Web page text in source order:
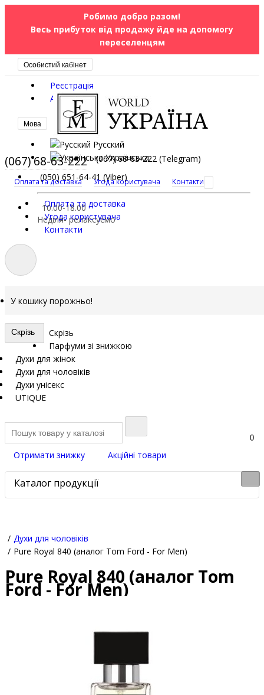
Робимо добро разом!
Весь прибуток від продажу йде на допомогу
переселенцям
Особистий кабінет
Реєстрація
Авторизація
Мова
Русский
Українська
Оплата та доставка Угода користувача Контакти
Оплата та доставка
Угода користувача
Контакти
(067) 68-63-222
(067) 68-63-222 (Telegram)
(050) 651-64-41 (Viber)
10.00-18.00
Неділя- релаксуємо
0
У кошику порожньо!
Скрізь
Скрізь
Парфуми зі знижкою
Духи для жінок
Духи для чоловіків
Духи унісекс
UTIQUE
Отримати знижку Акційні товари
Каталог продукції
Духи для чоловіків
Pure Royal 840 (аналог Tom Ford - For Men)
Pure Royal 840 (аналог Tom
Ford - For Men)